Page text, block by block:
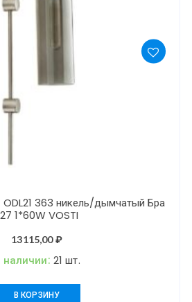
ODL21 363 никель/дымчатый Бра
1*60W VOSTI
13115,00₽
наличии: 21 шт.
В КОРЗИНУ